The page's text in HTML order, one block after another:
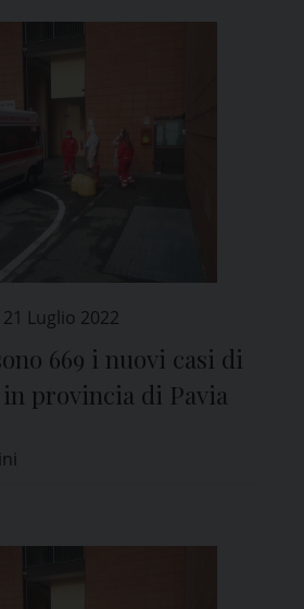
21 Luglio 2022
669 i nuovi casi di
provincia di Pavia